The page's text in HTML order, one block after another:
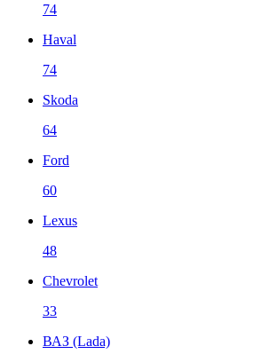
74
Haval
74
Skoda
64
Ford
60
Lexus
48
Chevrolet
33
ВАЗ (Lada)